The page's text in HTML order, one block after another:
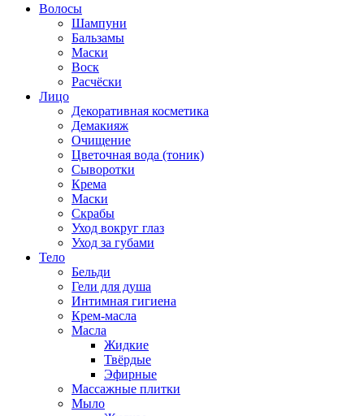
Волосы
Шампуни
Бальзамы
Маски
Воск
Расчёски
Лицо
Декоративная косметика
Демакияж
Очищение
Цветочная вода (тоник)
Сыворотки
Крема
Маски
Скрабы
Уход вокруг глаз
Уход за губами
Тело
Бельди
Гели для душа
Интимная гигиена
Крем-масла
Масла
Жидкие
Твёрдые
Эфирные
Массажные плитки
Мыло